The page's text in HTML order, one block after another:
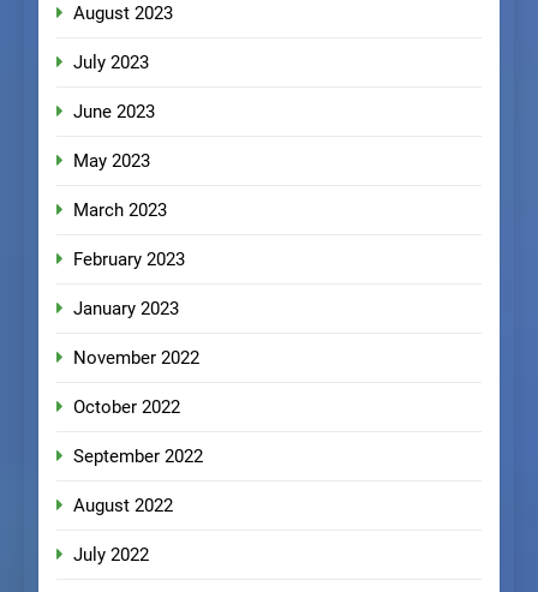
August 2023
July 2023
June 2023
May 2023
March 2023
February 2023
January 2023
November 2022
October 2022
September 2022
August 2022
July 2022